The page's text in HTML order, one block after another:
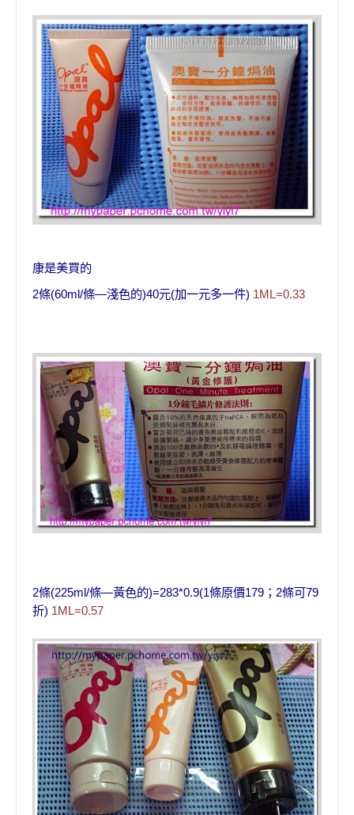
康是美買的
2條(60ml/條—淺色的)40元(加一元多一件) 1ML=0.33
2條(225ml/條—黃色的)=283*0.9(1條原價179 ； 2條可79
折) 1ML=0.57